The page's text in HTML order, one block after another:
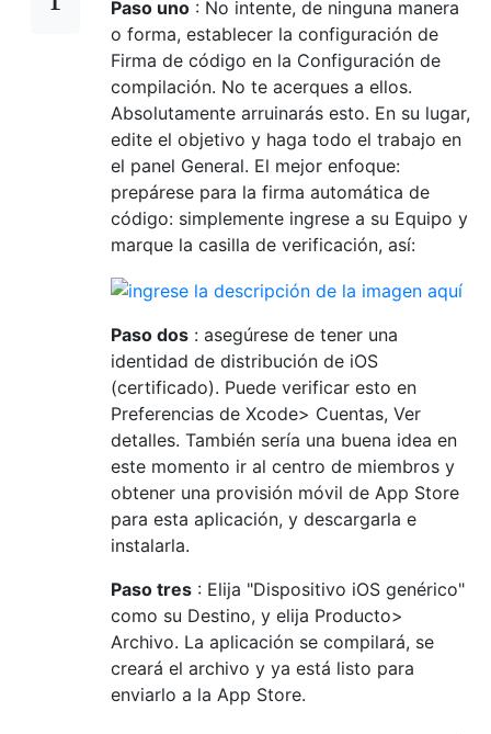
Paso uno : No intente, de ninguna manera
o forma, establecer la configuración de
Firma de código en la Configuración de
compilación. No te acerques a ellos.
Absolutamente arruinarás esto. En su lugar,
edite el objetivo y haga todo el trabajo en
el panel General. El mejor enfoque:
prepárese para la firma automática de
código: simplemente ingrese a su Equipo y
marque la casilla de verificación, así:
Paso dos : asegúrese de tener una
identidad de distribución de iOS
(certificado). Puede verificar esto en
Preferencias de Xcode> Cuentas, Ver
detalles. También sería una buena idea en
este momento ir al centro de miembros y
obtener una provisión móvil de App Store
para esta aplicación, y descargarla e
instalarla.
Paso tres : Elija "Dispositivo iOS genérico"
como su Destino, y elija Producto>
Archivo. La aplicación se compilará, se
creará el archivo y ya está listo para
enviarlo a la App Store.